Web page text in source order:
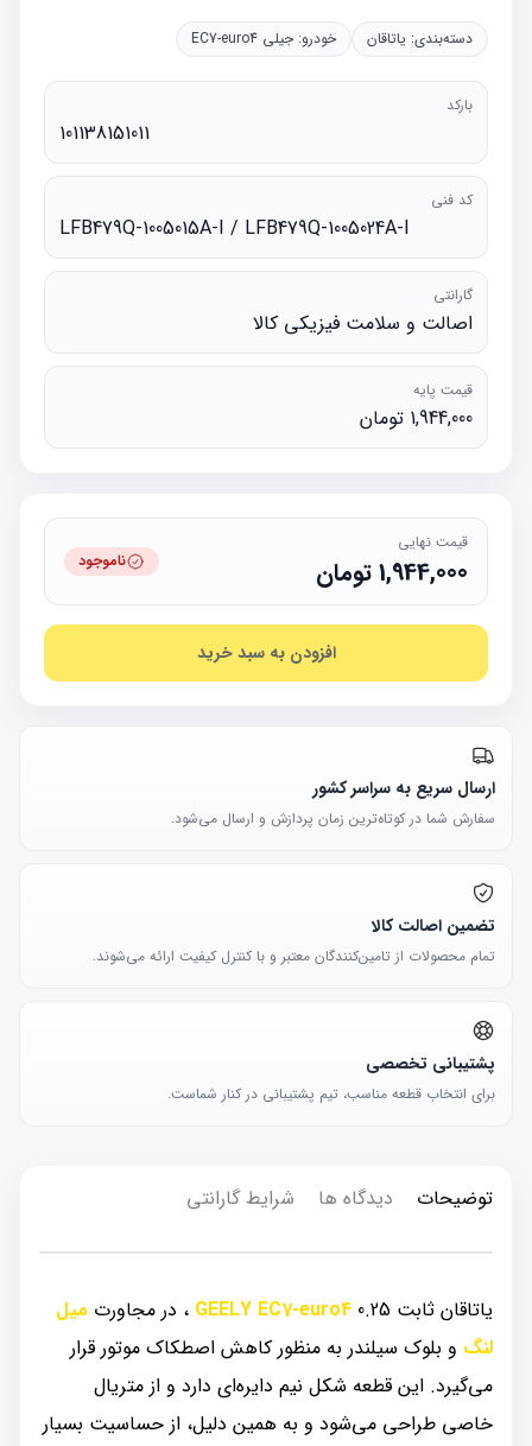
دسته‌بندی: یاتاقان خودرو: جیلی EC7-euro4
بارکد
101138151011
کد فنی
LFB479Q-1005015A-I / LFB479Q-1005024A-I
گارانتی
اصالت و سلامت فیزیکی کالا
قیمت پایه
1,944,000 تومان
قیمت نهایی
1,944,000تومان ناموجود
افزودن به سبد خرید
ارسال سریع به سراسر کشور
سفارش شما در کوتاه‌ترین زمان پردازش و ارسال می‌شود.
تضمین اصالت کالا
تمام محصولات از تامین‌کنندگان معتبر و با کنترل کیفیت ارائه می‌شوند.
پشتیبانی تخصصی
برای انتخاب قطعه مناسب، تیم پشتیبانی در کنار شماست.
توضیحات دیدگاه ها شرایط گارانتی
یاتاقان ثابت 0.25 GEELY EC7-euro4 ، در مجاورت میل
لنگ و بلوک سیلندر به منظور کاهش اصطکاک موتور قرار
می‌گیرد. این قطعه شکل نیم دایره‌ای دارد و از متریال
خاصی طراحی می‌شود و به همین دلیل، از حساسیت بسیار